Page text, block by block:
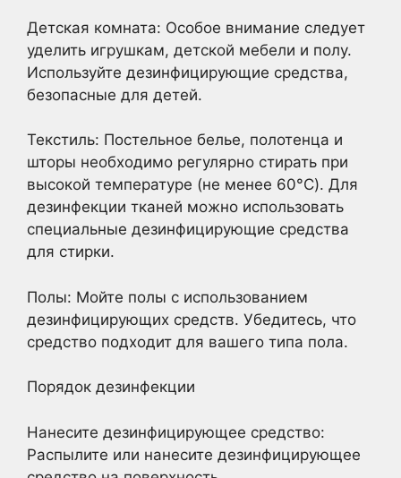
Детская комната: Особое внимание следует
уделить игрушкам, детской мебели и полу.
Используйте дезинфицирующие средства,
безопасные для детей.
Текстиль: Постельное белье, полотенца и
шторы необходимо регулярно стирать при
высокой температуре (не менее 60°C). Для
дезинфекции тканей можно использовать
специальные дезинфицирующие средства
для стирки.
Полы: Мойте полы с использованием
дезинфицирующих средств. Убедитесь, что
средство подходит для вашего типа пола.
Порядок дезинфекции
Нанесите дезинфицирующее средство:
Распылите или нанесите дезинфицирующее